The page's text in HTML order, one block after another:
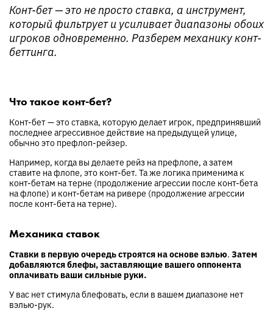
Конт-бет — это не просто ставка, а инструмент,
который фильтрует и усиливает диапазоны обоих
игроков одновременно. Разберем механику конт-
беттинга.
Что такое конт-бет?
Конт-бет — это ставка, которую делает игрок, предпринявший
последнее агрессивное действие на предыдущей улице,
обычно это префлоп-рейзер.
Например, когда вы делаете рейз на префлопе, а затем
ставите на флопе, это конт-бет. Та же логика применима к
конт-бетам на терне (продолжение агрессии после конт-бета
на флопе) и конт-бетам на ривере (продолжение агрессии
после конт-бета на терне).
Механика ставок
Ставки в первую очередь строятся на основе вэлью. Затем
добавляются блефы, заставляющие вашего оппонента
оплачивать ваши сильные руки.
У вас нет стимула блефовать, если в вашем диапазоне нет
вэлью-рук.